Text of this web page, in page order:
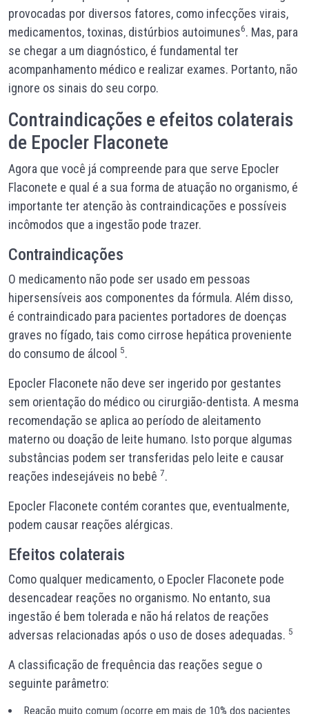
provocadas por diversos fatores, como infecções virais,
medicamentos, toxinas, distúrbios autoimunes6. Mas, para
se chegar a um diagnóstico, é fundamental ter
acompanhamento médico e realizar exames. Portanto, não
ignore os sinais do seu corpo.
Contraindicações e efeitos colaterais
de Epocler Flaconete
Agora que você já compreende para que serve Epocler
Flaconete e qual é a sua forma de atuação no organismo, é
importante ter atenção às contraindicações e possíveis
incômodos que a ingestão pode trazer.
Contraindicações
O medicamento não pode ser usado em pessoas
hipersensíveis aos componentes da fórmula. Além disso,
é contraindicado para pacientes portadores de doenças
graves no fígado, tais como cirrose hepática proveniente
do consumo de álcool 5.
Epocler Flaconete não deve ser ingerido por gestantes
sem orientação do médico ou cirurgião-dentista. A mesma
recomendação se aplica ao período de aleitamento
materno ou doação de leite humano. Isto porque algumas
substâncias podem ser transferidas pelo leite e causar
reações indesejáveis no bebê 7.
Epocler Flaconete contém corantes que, eventualmente,
podem causar reações alérgicas.
Efeitos colaterais
Como qualquer medicamento, o Epocler Flaconete pode
desencadear reações no organismo. No entanto, sua
ingestão é bem tolerada e não há relatos de reações
adversas relacionadas após o uso de doses adequadas. 5
A classificação de frequência das reações segue o
seguinte parâmetro:
Reação muito comum (ocorre em mais de 10% dos pacientes